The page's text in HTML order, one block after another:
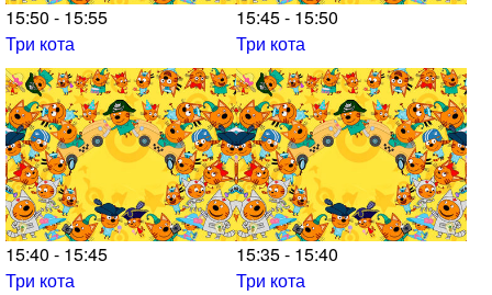
15:50 - 15:55
Три кота
15:45 - 15:50
Три кота
15:40 - 15:45
Три кота
15:35 - 15:40
Три кота